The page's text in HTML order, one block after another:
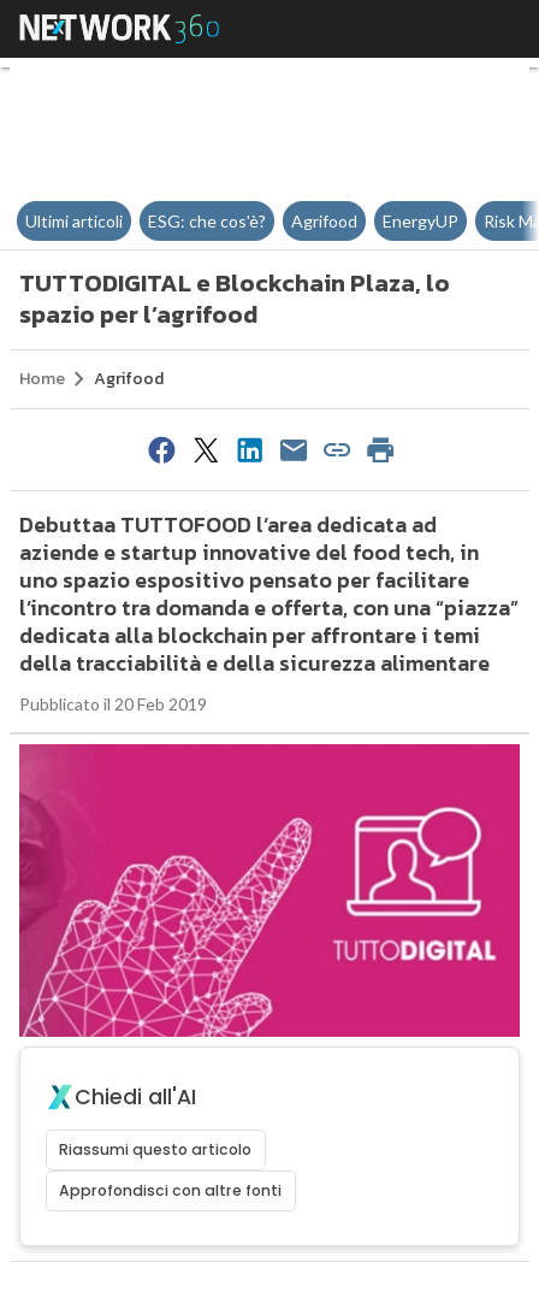
TUTTODIGITAL e Blockchain
Ultimi articoli ESG: che cos'è? Agrifood EnergyUP Risk
TUTTODIGITAL e Blockchain Plaza, lo
spazio per l’agrifood
Home Agrifood
Debuttaa TUTTOFOOD l’area dedicata ad
aziende e startup innovative del food tech, in
uno spazio espositivo pensato per facilitare
l’incontro tra domanda e offerta, con una “piazza”
dedicata alla blockchain per affrontare i temi
della tracciabilità e della sicurezza alimentare
Pubblicato il 20 Feb 2019
Chiedi all'AI
Riassumi questo articolo
Approfondisci con altre fonti